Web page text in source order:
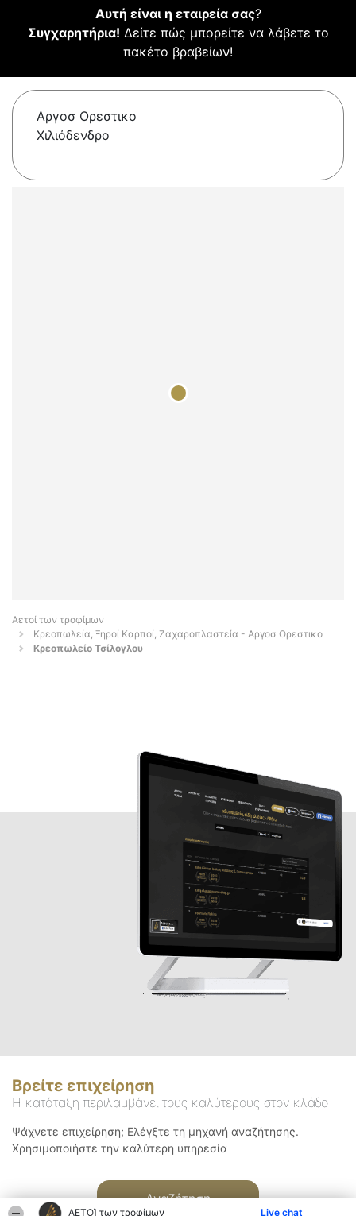
ΑΕΤΟΊ των τροφίμων Live chat
Αυτή είναι η εταιρεία σας?
Συγχαρητήρια! Δείτε πώς μπορείτε να λάβετε το
πακέτο βραβείων!
Αργοσ Ορεστικο
Χιλιόδενδρο
Αετοί των τροφίμων
Κρεοπωλεία, Ξηροί Καρποί, Ζαχαροπλαστεία - Αργοσ Ορεστικο
Κρεοπωλείο Τσίλογλου
Βρείτε επιχείρηση
Η κατάταξη περιλαμβάνει τους καλύτερους στον κλάδο
Ψάχνετε επιχείρηση; Ελέγξτε τη μηχανή αναζήτησης.
Χρησιμοποιήστε την καλύτερη υπηρεσία
Αναζήτηση